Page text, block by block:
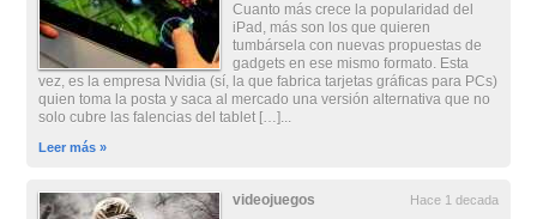
Cuanto más crece la popularidad del
iPad, más son los que quieren
tumbársela con nuevas propuestas de
gadgets en ese mismo formato. Esta
vez, es la empresa Nvidia (sí, la que fabrica tarjetas gráficas para PCs)
quien toma la posta y saca al mercado una versión alternativa que no
solo cubre las falencias del tablet […]...
Leer más »
videojuegos Hace 1 decada